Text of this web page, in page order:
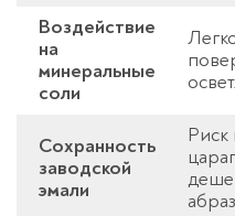
Воздействие
на
минеральные
соли
Сохранность
заводской
эмали
Риск
перезвоним